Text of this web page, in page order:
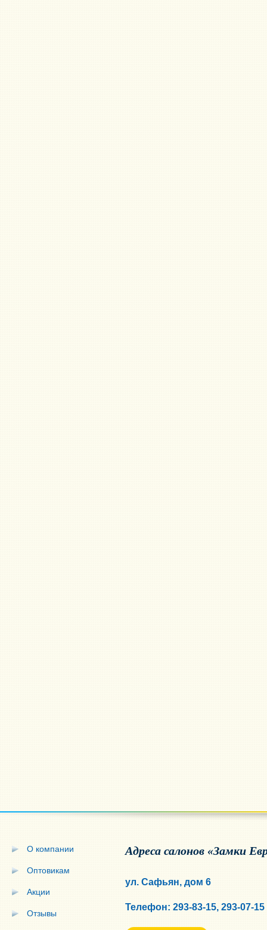
О компании
Оптовикам
Акции
Отзывы
Адреса салонов «Замки
ул. Сафьян, дом 6
Телефон: 293-83-15, 293-07-15